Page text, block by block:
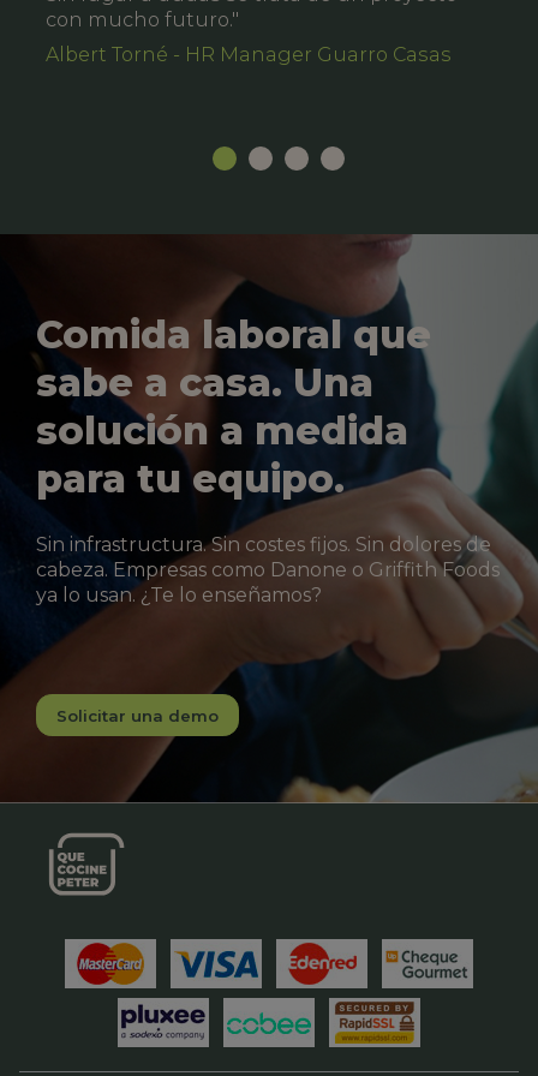
con mucho futuro."
Albert Torné - HR Manager Guarro Casas
Comida laboral que
sabe a casa. Una
solución a medida
para tu equipo.
Sin infrastructura. Sin costes fijos. Sin dolores de
cabeza. Empresas como Danone o Griffith Foods
ya lo usan. ¿Te lo enseñamos?
Solicitar una demo